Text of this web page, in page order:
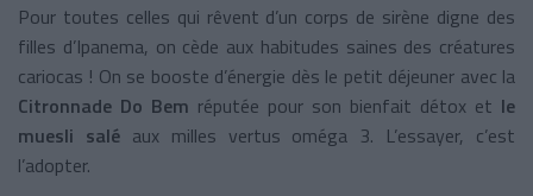
Pour toutes celles qui rêvent d’un corps de sirène digne des
filles d’Ipanema, on cède aux habitudes saines des créatures
cariocas ! On se booste d’énergie dès le petit déjeuner avec la
Citronnade Do Bem réputée pour son bienfait détox et le
muesli saléaux milles vertus oméga 3. L’essayer, c’est
l’adopter.